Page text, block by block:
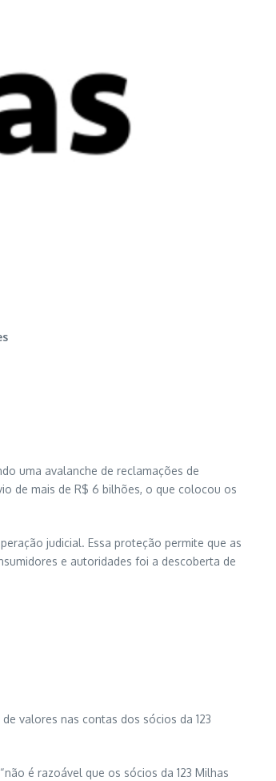
uma avalanche de reclamações de
de mais de R$ 6 bilhões, o que colocou os
judicial. Essa proteção permite que as
e autoridades foi a descoberta de
valores nas contas dos sócios da 123
é razoável que os sócios da 123 Milhas